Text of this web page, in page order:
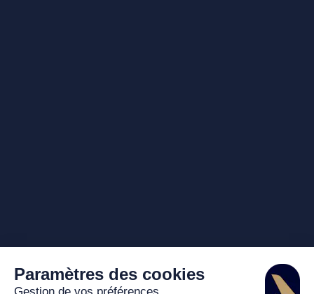
Paramètres des cookies
Gestion de vos préférences